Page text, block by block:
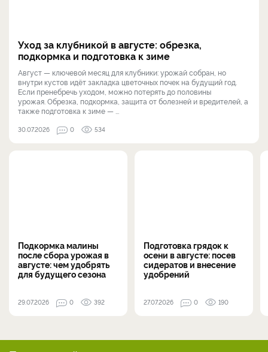
Уход за клубникой в августе: обрезка,
подкормка и подготовка к зиме
Август — ключевой месяц для клубники: урожай собран, но
внутри кустов идёт закладка цветочных почек на будущий год.
Если пренебречь уходом, можно потерять до половины
урожая. Обрезка, подкормка, защита от болезней и вредителей, а
также подготовка к зиме — ...
30.07.2026 0 534
Подкормка малины
после сбора урожая в
августе: чем удобрять
для будущего сезона
29.07.2026 0 392
Подготовка грядок к
осени в августе: посев
сидератов и внесение
удобрений
27.07.2026 0 190